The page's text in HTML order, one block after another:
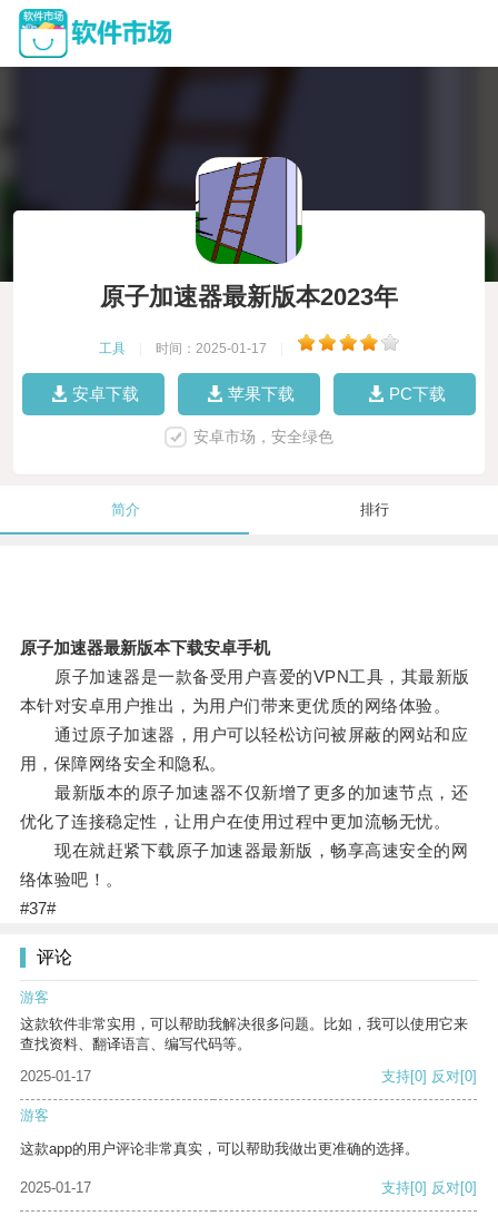
原子加速器最新版本2023年
工具 时间：2025-01-17
安卓下载 苹果下载 PC下载
安卓市场，安全绿色
简介 排行
原子加速器最新版本下载安卓手机
原子加速器是一款备受用户喜爱的VPN工具，其最新版
本针对安卓用户推出，为用户们带来更优质的网络体验。
通过原子加速器，用户可以轻松访问被屏蔽的网站和应
用，保障网络安全和隐私。
最新版本的原子加速器不仅新增了更多的加速节点，还
优化了连接稳定性，让用户在使用过程中更加流畅无忧。
现在就赶紧下载原子加速器最新版，畅享高速安全的网
络体验吧！。
#37#
评论
游客
这款软件非常实用，可以帮助我解决很多问题。比如，我可以使用它来
查找资料、翻译语言、编写代码等。
2025-01-17
支持[0] 反对[0]
游客
这款app的用户评论非常真实，可以帮助我做出更准确的选择。
2025-01-17 支持[0] 反对[0]